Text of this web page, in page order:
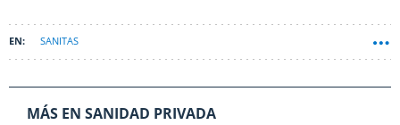
SANITAS
MÁS EN SANIDAD PRIVADA